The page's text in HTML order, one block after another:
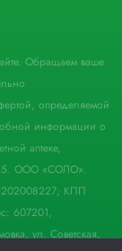
Обращаем ваше
определяемой
информации о
аптеке,
55. ООО «СОЛО».
КПП
607201,
ул. Советская,